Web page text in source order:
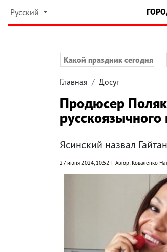
Русский
Какой праздник сегодня
Главная Досуг
Продюсер
русскоязычного
Ясинский назвал
27 июня 2024, 10:52 Автор: Коваленко